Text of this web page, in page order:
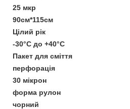
25 мкр
90см*115см
Цілий рік
-30°С до +40°С
Пакет для сміття
перфорація
30 мікрон
форма рулон
чорний